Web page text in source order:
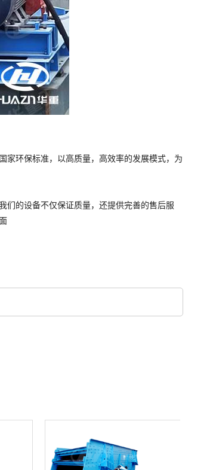
环保标准，以高质量，高效率的发展模式，为
的设备不仅保证质量，还提供完善的售后服